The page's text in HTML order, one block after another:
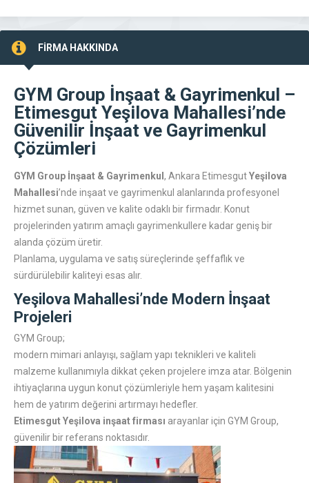
FİRMA HAKKINDA
GYM Group İnşaat & Gayrimenkul –
Etimesgut Yeşilova Mahallesi’nde
Güvenilir İnşaat ve Gayrimenkul
Çözümleri
GYM Group İnşaat & Gayrimenkul , Ankara EtimesgutYeşilova
Mahallesi’nde inşaat ve gayrimenkul alanlarında profesyonel
hizmet sunan, güven ve kalite odaklı bir firmadır. Konut
projelerinden yatırım amaçlı gayrimenkullere kadar geniş bir
alanda çözüm üretir.
Planlama, uygulama ve satış süreçlerinde şeffaflık ve
sürdürülebilir kaliteyi esas alır.
Yeşilova Mahallesi’nde Modern İnşaat
Projeleri
GYM Group;
modern mimari anlayışı, sağlam yapı teknikleri ve kaliteli
malzeme kullanımıyla dikkat çeken projelere imza atar. Bölgenin
ihtiyaçlarına uygun konut çözümleriyle hem yaşam kalitesini
hem de yatırım değerini artırmayı hedefler.
Etimesgut Yeşilova inşaat firması arayanlar için GYM Group,
güvenilir bir referans noktasıdır.